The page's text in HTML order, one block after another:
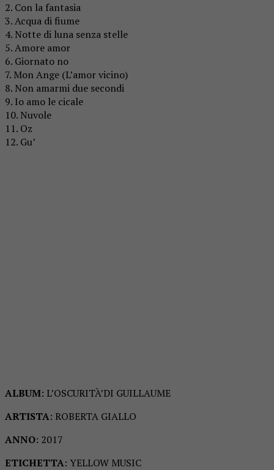
2. Con la fantasia
3. Acqua di fiume
4. Notte di luna senza stelle
5. Amore amor
6. Giornato no
7. Mon Ange (L’amor vicino)
8. Non amarmi due secondi
9. Io amo le cicale
10. Nuvole
11. Oz
12. Gu’
ALBUM: L’OSCURITÀ’DI GUILLAUME
ARTISTA: ROBERTA GIALLO
ANNO: 2017
ETICHETTA: YELLOW MUSIC